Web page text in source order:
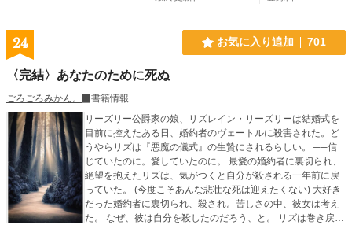
24 お気に入り追加 701
〈完結〉あなたのために死ぬ
ごろごろみかん。
書籍情報
リーズリー公爵家の娘、リズレイン・リーズリーは結婚式を
目前に控えたある日、婚約者のヴェートルに殺害された。ど
うやらリズは『悪魔の儀式』の生贄にされるらしい。 ──信
じていたのに。愛していたのに。 最愛の婚約者に裏切られ、
絶望を抱えたリズは、気がつくと自分が殺される一年前に戻
っていた。 (今度こそあんな悲壮な死は迎えたくない) 大好き
だった婚約者に裏切られ、殺され。苦しさの中、彼女は考え
た。 なぜ、彼は自分を殺したのだろう、と。 リズは巻き戻っ